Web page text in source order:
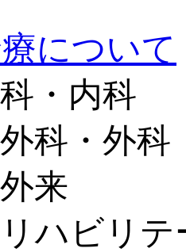
について
・内科
科・外科
来
ハビリ